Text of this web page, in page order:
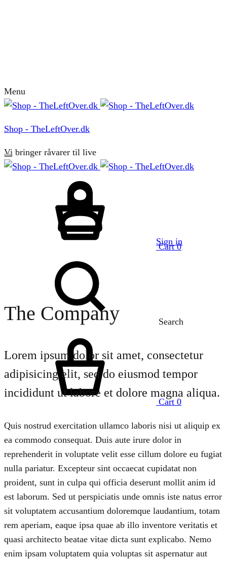
Menu
Shop - TheLeftOver.dk
Vi bringer råvarer til live
Sign in
Search
Cart 0
Cart 0
The Company
Lorem ipsum dolor sit amet, consectetur
adipisicing elit, sed do eiusmod tempor
incididunt ut labore et dolore magna aliqua.
Quis nostrud exercitation ullamco laboris nisi ut aliquip ex
ea commodo consequat. Duis aute irure dolor in
reprehenderit in voluptate velit esse cillum dolore eu fugiat
nulla pariatur. Excepteur sint occaecat cupidatat non
proident, sunt in culpa qui officia deserunt mollit anim id
est laborum. Sed ut perspiciatis unde omnis iste natus error
sit voluptatem accusantium doloremque laudantium, totam
rem aperiam, eaque ipsa quae ab illo inventore veritatis et
quasi architecto beatae vitae dicta sunt explicabo. Nemo
enim ipsam voluptatem quia voluptas sit aspernatur aut